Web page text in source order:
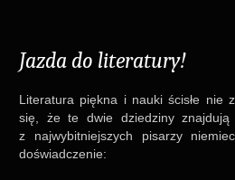
Jazda do lite­ra­tury!
Lite­ra­tura piękna i nauki ści­słe nie
się, że te dwie dzie­dziny
z naj­wy­bit­niej­szych pisa­rzy
doświad­cze­nie: